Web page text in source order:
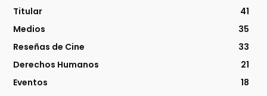
Titular
41
Medios
35
Reseñas de Cine
33
Derechos Humanos
21
Eventos
18